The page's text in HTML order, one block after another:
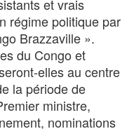
et vrais
régime politique par
Brazzaville ».
du Congo et
elles au centre
la période de
ministre,
nominations